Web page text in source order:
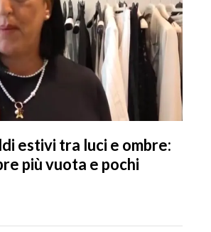
estivi tra luci e ombre:
più vuota e pochi